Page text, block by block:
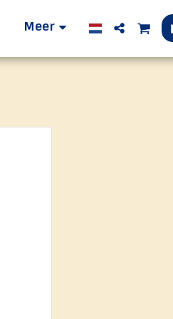
Meer